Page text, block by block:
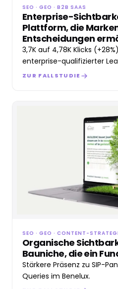
SEO · GEO · B2B SAAS
Enterprise-
Plattform, die
Entscheidungen
3,7K auf 4,78K Klicks
enterprise-qualifizierter
ZUR FALLSTUDIE
SEO · GEO · CONTENT-
Organische
Bauniche, die ein
Stärkere Präsenz zu SIP-
Queries im Benelux.